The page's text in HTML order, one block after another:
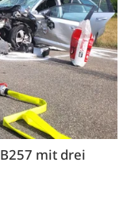
mit drei